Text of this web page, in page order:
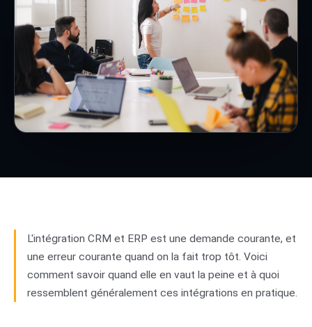
L'intégration CRM et ERP est une demande courante, et
une erreur courante quand on la fait trop tôt. Voici
comment savoir quand elle en vaut la peine et à quoi
ressemblent généralement ces intégrations en pratique.